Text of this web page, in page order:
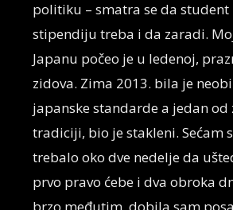
politiku – smatra se da student
stipendiju treba i da zaradi.
Japanu počeo je u ledenoj,
zidova. Zima 2013. bila je
japanske standarde a jedan od
tradiciji, bio je stakleni. Sećam
trebalo oko dve nedelje da
prvo pravo ćebe i dva obroka